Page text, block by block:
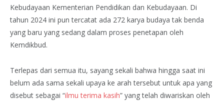
Kebudayaan Kementerian Pendidikan dan Kebudayaan. Di
tahun 2024 ini pun tercatat ada 272 karya budaya tak benda
yang baru yang sedang dalam proses penetapan oleh
Kemdikbud.
Terlepas dari semua itu, sayang sekali bahwa hingga saat ini
belum ada sama sekali upaya ke arah tersebut untuk apa yang
disebut sebagai “ilmu terima kasih” yang telah diwariskan oleh